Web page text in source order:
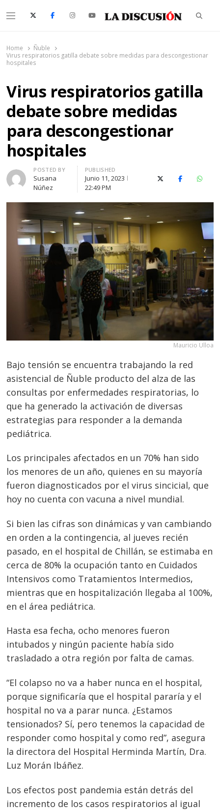
Menu
Home
Ñuble
Virus respiratorios gatilla debate sobre medidas para descongestionar
hospitales
Virus respiratorios gatilla
debate sobre medidas
para descongestionar
hospitales
Author
POSTED BY
Susana
Núñez
PUBLISHED
Junio 11, 2023
22:49 PM
X (Twitter)Facebook
Mauricio Ulloa
Bajo tensión se encuentra trabajando la red
asistencial de Ñuble producto del alza de las
consultas por enfermedades respiratorias, lo
que ha generado la activación de diversas
estrategias para responder a la demanda
pediátrica.
Los principales afectados en un 70% han sido
los menores de un año, quienes en su mayoría
fueron diagnosticados por el virus sincicial, que
hoy no cuenta con vacuna a nivel mundial.
Si bien las cifras son dinámicas y van cambiando
en orden a la contingencia, al jueves recién
pasado, en el hospital de Chillán, se estimaba en
cerca de 80% la ocupación tanto en Cuidados
Intensivos como Tratamientos Intermedios,
mientras que en hospitalización llegaba al 100%,
en el área pediátrica.
Hasta esa fecha, ocho menores fueron
intubados y ningún paciente había sido
trasladado a otra región por falta de camas.
“El colapso no va a haber nunca en el hospital,
porque significaría que el hospital pararía y el
hospital no va a parar nunca. ¿Estamos
tensionados? Sí, pero tenemos la capacidad de
responder como hospital y como red”, asegura
la directora del Hospital Herminda Martín, Dra.
Luz Morán Ibáñez.
Los efectos post pandemia están detrás del
incremento de los casos respiratorios al igual